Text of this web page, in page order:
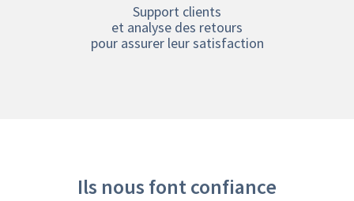
Support clients
et analyse des retours
pour assurer leur satisfaction
Ils nous font confiance